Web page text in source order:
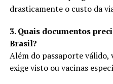
drasticamente o custo da
3. Quais documentos
Brasil?
Além do passaporte válido,
exige visto ou vacinas